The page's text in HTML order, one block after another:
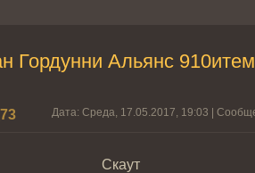
Гордунни Альянс
Дата: Среда, 17.05.2017, 19:03 |
Скаут